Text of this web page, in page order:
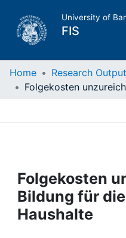
University of
FIS
Home
Projects
People
Home Research
Folgekosten
Bildung für
Haushalte